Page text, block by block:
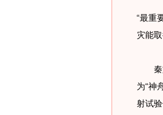
“最重
灾能
秦文
为“神
射试